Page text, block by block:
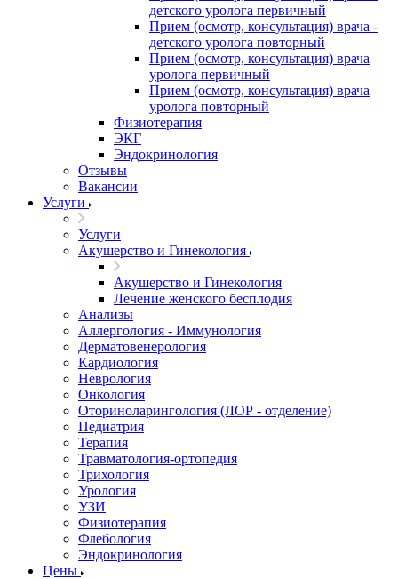
детского уролога первичный
Прием (осмотр, консультация) врача -
детского уролога повторный
Прием (осмотр, консультация) врача
уролога первичный
Прием (осмотр, консультация) врача
уролога повторный
Физиотерапия
ЭКГ
Эндокринология
Отзывы
Вакансии
Услуги
Услуги
Акушерство и Гинекология
Акушерство и Гинекология
Лечение женского бесплодия
Анализы
Аллергология - Иммунология
Дерматовенерология
Кардиология
Неврология
Онкология
Оториноларингология (ЛОР - отделение)
Педиатрия
Терапия
Травматология-ортопедия
Трихология
Урология
УЗИ
Физиотерапия
Флебология
Эндокринология
Цены